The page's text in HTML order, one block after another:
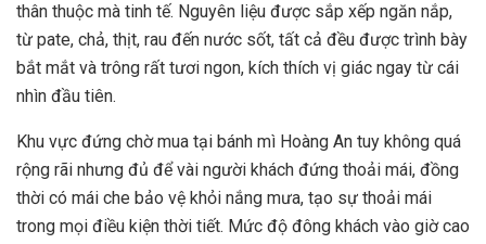
thân thuộc mà tinh tế. Nguyên liệu được sắp xếp ngăn nắp,
từ pate, chả, thịt, rau đến nước sốt, tất cả đều được trình bày
bắt mắt và trông rất tươi ngon, kích thích vị giác ngay từ cái
nhìn đầu tiên.
Khu vực đứng chờ mua tại bánh mì Hoàng An tuy không quá
rộng rãi nhưng đủ để vài người khách đứng thoải mái, đồng
thời có mái che bảo vệ khỏi nắng mưa, tạo sự thoải mái
trong mọi điều kiện thời tiết. Mức độ đông khách vào giờ cao